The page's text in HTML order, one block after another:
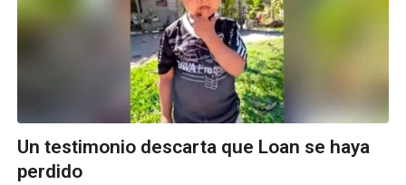
Un testimonio descarta que Loan se haya
perdido